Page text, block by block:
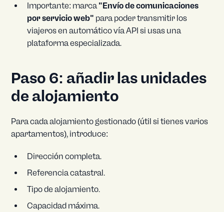
Importante: marca"Envío de comunicaciones
por servicio web" para poder transmitir los
viajeros en automático vía API si usas una
plataforma especializada.
Paso 6: añadir las unidades
de alojamiento
Para cada alojamiento gestionado (útil si tienes varios
apartamentos), introduce:
Dirección completa.
Referencia catastral.
Tipo de alojamiento.
Capacidad máxima.